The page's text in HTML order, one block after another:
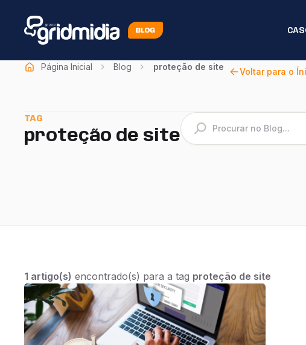
Página Inicial Blog proteção de site Voltar para o
TAG
proteção de site
1 artigo(s) encontrado(s) para a tag proteção de site